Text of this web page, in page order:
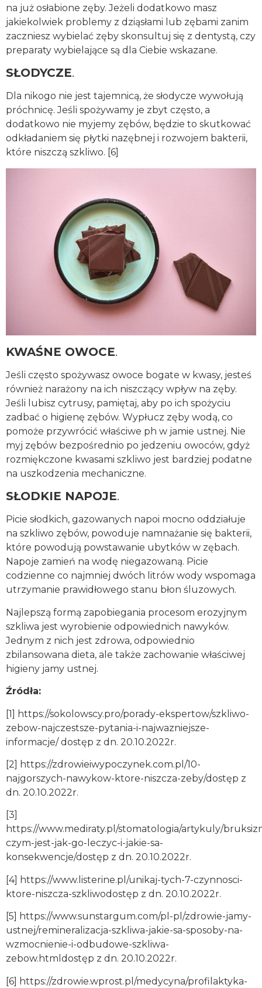
na już osłabione zęby. Jeżeli dodatkowo masz
jakiekolwiek problemy z dziąsłami lub zębami zanim
zaczniesz wybielać zęby skonsultuj się z dentystą, czy
preparaty wybielające są dla Ciebie wskazane.
SŁODYCZE.
Dla nikogo nie jest tajemnicą, że słodycze wywołują
próchnicę. Jeśli spożywamy je zbyt często, a
dodatkowo nie myjemy zębów, będzie to skutkować
odkładaniem się płytki nazębnej i rozwojem bakterii,
które niszczą szkliwo. [6]
KWAŚNE OWOCE.
Jeśli często spożywasz owoce bogate w kwasy, jesteś
również narażony na ich niszczący wpływ na zęby.
Jeśli lubisz cytrusy, pamiętaj, aby po ich spożyciu
zadbać o higienę zębów. Wypłucz zęby wodą, co
pomoże przywrócić właściwe ph w jamie ustnej. Nie
myj zębów bezpośrednio po jedzeniu owoców, gdyż
rozmiękczone kwasami szkliwo jest bardziej podatne
na uszkodzenia mechaniczne.
SŁODKIE NAPOJE.
Picie słodkich, gazowanych napoi mocno oddziałuje
na szkliwo zębów, powoduje namnażanie się bakterii,
które powodują powstawanie ubytków w zębach.
Napoje zamień na wodę niegazowaną. Picie
codzienne co najmniej dwóch litrów wody wspomaga
utrzymanie prawidłowego stanu błon śluzowych.
Najlepszą formą zapobiegania procesom erozyjnym
szkliwa jest wyrobienie odpowiednich nawyków.
Jednym z nich jest zdrowa, odpowiednio
zbilansowana dieta, ale także zachowanie właściwej
higieny jamy ustnej.
Źródła:
[1] https://sokolowscy.pro/porady-ekspertow/szkliwo-
zebow-najczestsze-pytania-i-najwazniejsze-
informacje/ dostęp z dn. 20.10.2022r.
[2] https://zdrowieiwypoczynek.com.pl/10-
najgorszych-nawykow-ktore-niszcza-zeby/dostęp z
dn. 20.10.2022r.
[3]
https://www.mediraty.pl/stomatologia/artykuly/
czym-jest-jak-go-leczyc-i-jakie-sa-
konsekwencje/dostęp z dn. 20.10.2022r.
[4] https://www.listerine.pl/unikaj-tych-7-czynnosci-
ktore-niszcza-szkliwodostęp z dn. 20.10.2022r.
[5] https://www.sunstargum.com/pl-pl/zdrowie-jamy-
ustnej/remineralizacja-szkliwa-jakie-sa-sposoby-na-
wzmocnienie-i-odbudowe-szkliwa-
zebow.htmldostęp z dn. 20.10.2022r.
[6] https://zdrowie.wprost.pl/medycyna/profilaktyka-